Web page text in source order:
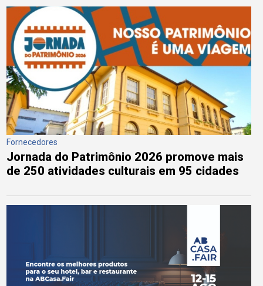
Fornecedores
Jornada do Patrimônio 2026 promove mais
de 250 atividades culturais em 95 cidades